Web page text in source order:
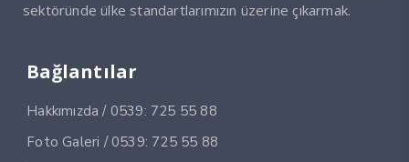
sektöründe ülke standartlarımızın üzerine çıkarmak.
Bağlantılar
Hakkımızda / 0539: 725 55 88
Foto Galeri / 0539: 725 55 88